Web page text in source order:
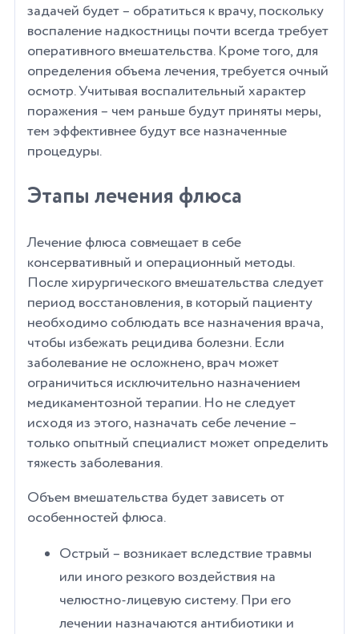
задачей будет – обратиться к врачу, поскольку
воспаление надкостницы почти всегда требует
оперативного вмешательства. Кроме того, для
определения объема лечения, требуется очный
осмотр. Учитывая воспалительный характер
поражения – чем раньше будут приняты меры,
тем эффективнее будут все назначенные
процедуры.
Этапы лечения флюса
Лечение флюса совмещает в себе
консервативный и операционный методы.
После хирургического вмешательства следует
период восстановления, в который пациенту
необходимо соблюдать все назначения врача,
чтобы избежать рецидива болезни. Если
заболевание не осложнено, врач может
ограничиться исключительно назначением
медикаментозной терапии. Но не следует
исходя из этого, назначать себе лечение –
только опытный специалист может определить
тяжесть заболевания.
Объем вмешательства будет зависеть от
особенностей флюса.
Острый – возникает вследствие травмы
или иного резкого воздействия на
челюстно-лицевую систему. При его
лечении назначаются антибиотики и